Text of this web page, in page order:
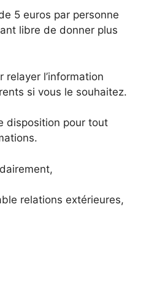
5 euros par personne
libre de donner plus
relayer l’information
si vous le souhaitez.
disposition pour tout
relations extérieures,